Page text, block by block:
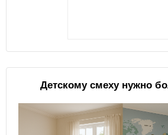
Детскому смеху нужно